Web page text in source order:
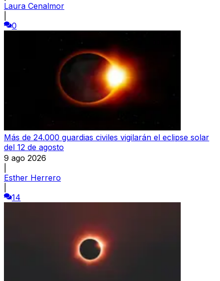
Laura Cenalmor
0
Más de 24.000 guardias civiles vigilarán el eclipse solar
del 12 de agosto
9 ago 2026
Esther Herrero
14